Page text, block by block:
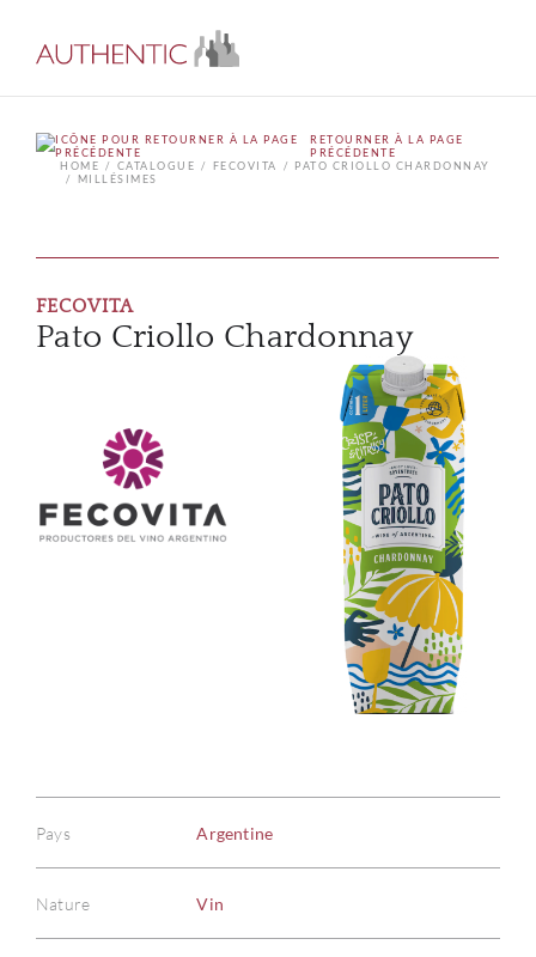
RETOURNER À LA PAGE
PRÉCÉDENTE
HOME
CATALOGUE FECOVITA
PATO CRIOLLO CHARDONNAY
MILLÉSIMES
FECOVITA
Pato Criollo Chardonnay
Pays Argentine
Nature Vin